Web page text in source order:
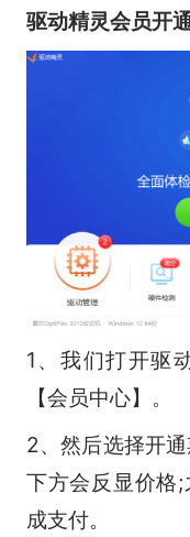
驱动精灵会员开
1、我们打开驱
【会员中心】。
2、然后选择开
下方会反显价格
成支付。